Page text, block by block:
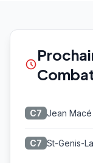
C7 Jean Macé
C7 St-Genis-